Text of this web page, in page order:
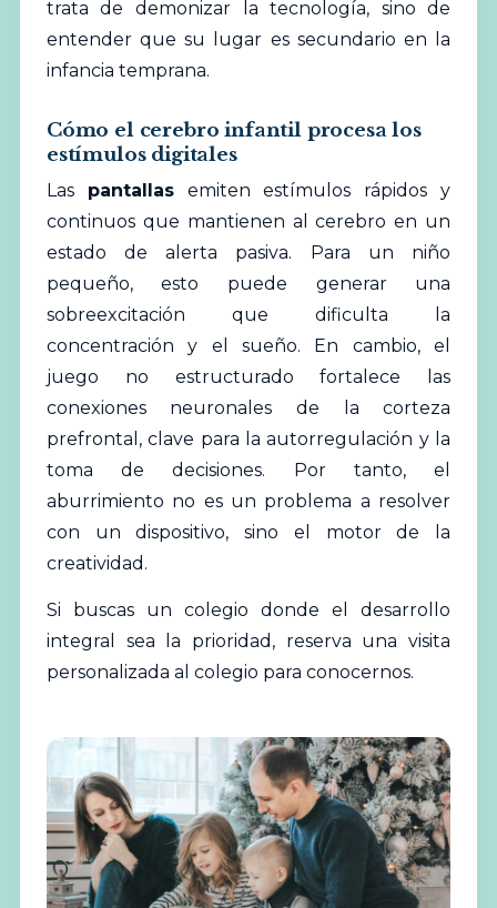
trata de demonizar la tecnología, sino de
entender que su lugar es secundario en la
infancia temprana.
Cómo el cerebro infantil procesa los
estímulos digitales
Las pantallasemiten estímulos rápidos y
continuos que mantienen al cerebro en un
estado de alerta pasiva. Para un niño
pequeño, esto puede generar una
sobreexcitación que dificulta la
concentración y el sueño. En cambio, el
juego no estructurado fortalece las
conexiones neuronales de la corteza
prefrontal, clave para la autorregulación y la
toma de decisiones. Por tanto, el
aburrimiento no es un problema a resolver
con un dispositivo, sino el motor de la
creatividad.
Si buscas un colegio donde el desarrollo
integral sea la prioridad, reserva una visita
personalizada al colegio para conocernos.